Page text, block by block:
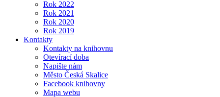
Rok 2022
Rok 2021
Rok 2020
Rok 2019
Kontakty
Kontakty na knihovnu
Otevírací doba
Napište nám
Město Česká Skalice
Facebook knihovny
Mapa webu